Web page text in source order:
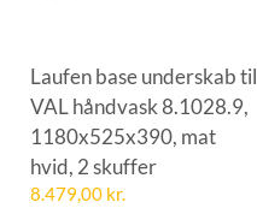
Laufen base underskab til
VAL håndvask 8.1028.9,
1180x525x390, mat
hvid, 2 skuffer
8.479,00 kr.